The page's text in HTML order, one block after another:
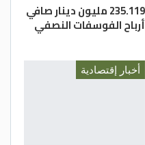
235.119 مليون دينار صافي
أرباح الفوسفات النصفي
أخبار إقتصادية